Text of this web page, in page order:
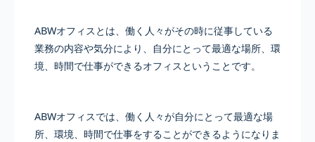
ABWオフィスとは、働く人々がその時に従事している
業務の内容や気分により、自分にとって最適な場所、環
境、時間で仕事ができるオフィスということです。
ABWオフィスでは、働く人々が自分にとって最適な場
所、環境、時間で仕事をすることができるようになりま